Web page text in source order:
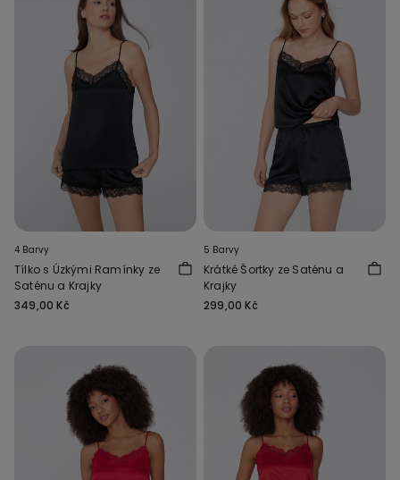
4 Barvy
Tílko s Úzkými Ramínky ze
Saténu a Krajky
349,00 Kč
5 Barvy
Krátké Šortky ze Saténu a
Krajky
299,00 Kč